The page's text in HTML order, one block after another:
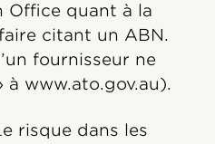
Office quant à la
citant un ABN.
fournisseur ne
www.ato.gov.au).
risque dans les